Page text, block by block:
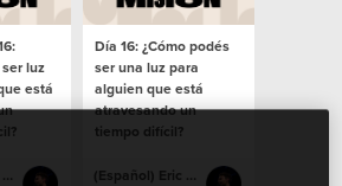
luz
está
(Español) Eric Mole
Día 16: ¿Cómo podés
ser una luz para
alguien que está
atravesando un
tiempo difícil?
(Español) Eric Mole